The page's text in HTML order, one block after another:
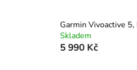
Garmin Vivoactive
Skladem
5 990 Kč